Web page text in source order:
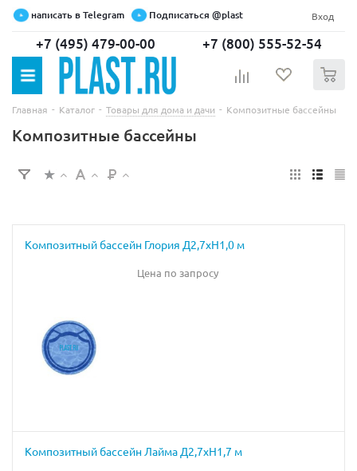
написать в Telegram Подписаться @plast Вход
+7 (495) 479-00-00 +7 (800) 555-52-54
Главная - Каталог - Товары для дома и дачи - Композитные бассейны
Композитные бассейны
Композитный бассейн Глория Д2,7хН1,0 м
Цена по запросу
Композитный бассейн Лайма Д2,7хН1,7 м